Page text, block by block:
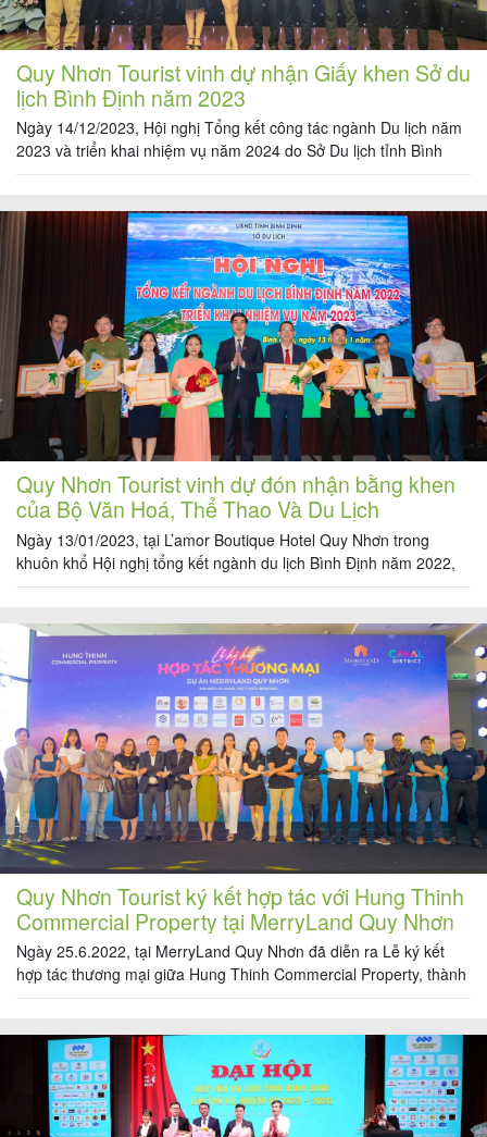
Quy Nhơn Tourist vinh dự nhận Giấy khen Sở du
lịch Bình Định năm 2023
Ngày 14/12/2023, Hội nghị Tổng kết công tác ngành Du lịch năm
2023 và triển khai nhiệm vụ năm 2024 do Sở Du lịch tỉnh Bình
Định tổ chức, đề ra nhiều giải pháp nhằm thúc đẩy, đưa du lịch trở
ngành du […]
Quy Nhơn Tourist vinh dự đón nhận bằng khen
của Bộ Văn Hoá, Thể Thao Và Du Lịch
Ngày 13/01/2023, tại L’amor Boutique Hotel Quy Nhơn trong
khuôn khổ Hội nghị tổng kết ngành du lịch Bình Định năm 2022,
Quy Nhơn Tourist đã vinh dự đón nhận Bằng khen của Bộ Văn
dựng và tổ chức hoạt động du […]
Quy Nhơn Tourist ký kết hợp tác với Hung Thinh
Commercial Property tại MerryLand Quy Nhơn
Ngày 25.6.2022, tại MerryLand Quy Nhơn đã diễn ra Lễ ký kết
hợp tác thương mại giữa Hung Thinh Commercial Property, thành
viên Tập đoàn Hưng Thịnh và 17 thương hiệu bán lẻ hàng đầu
trí. Đây là bước khởi đầu […]